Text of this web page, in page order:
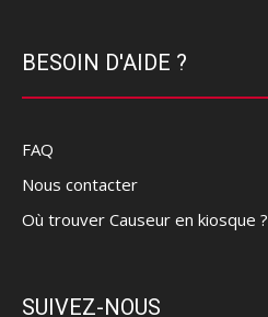
BESOIN D'AIDE ?
FAQ
Nous contacter
Où trouver Causeur en kiosque ?
SUIVEZ-NOUS